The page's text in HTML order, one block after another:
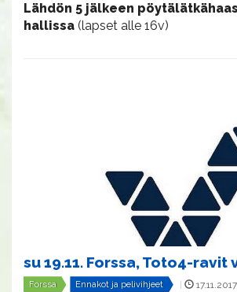
Lähdön 5 jälkeen
hallissa (lapset alle 16v)
su 19.11. Forssa, Toto4-ravit
Forssa Ennakot ja pelivihjeet